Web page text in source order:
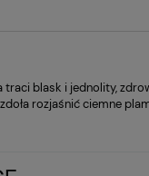
traci blask i jednolity,
rozjaśnić ciemne